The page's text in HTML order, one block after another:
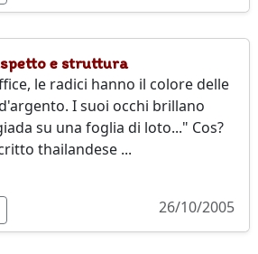
e struttura
le radici hanno il colore delle
I suoi occhi brillano
su una foglia di loto..." Cos?
thailandese ...
26/10/2005